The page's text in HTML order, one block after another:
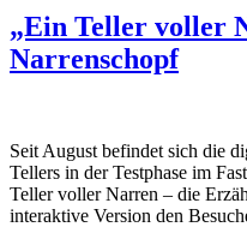
„Ein Teller voller
Narrenschopf
Seit August befindet sich die
Tellers in der Testphase im
Teller voller Narren – die
interaktive Version den